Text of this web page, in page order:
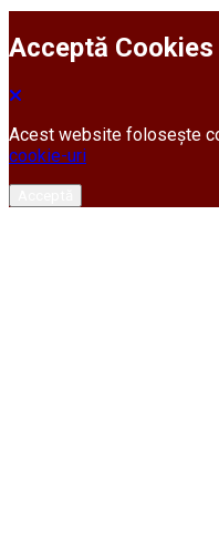
Acceptă Cookies
Acest website folosește
cookie-uri